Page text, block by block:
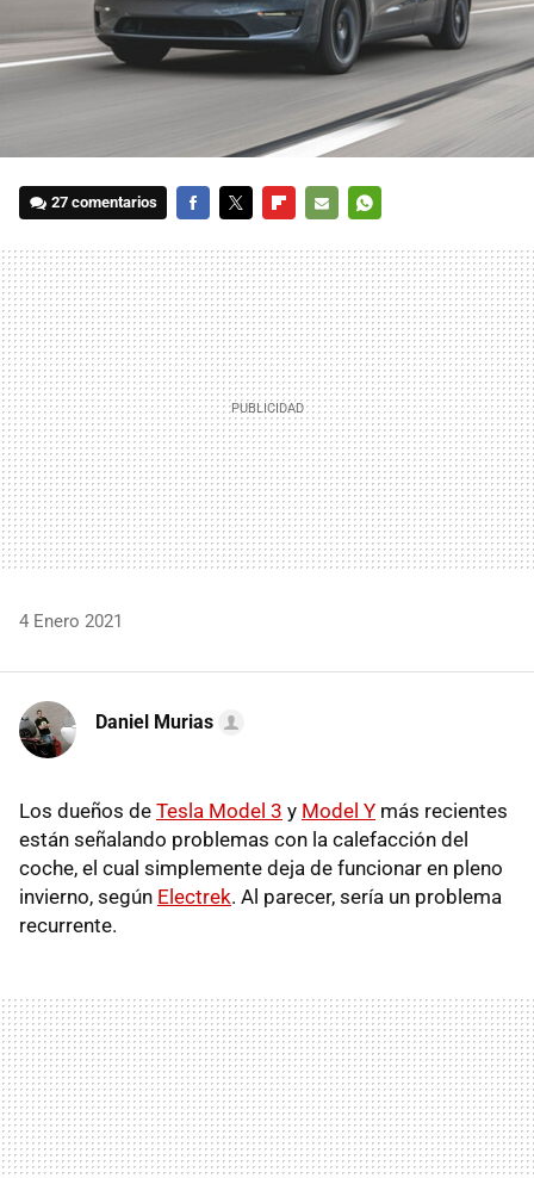
27 comentarios
MAIL
4 Enero 2021
Daniel Murias
Los dueños de Tesla Model 3 y Model Y más recientes
están señalando problemas con la calefacción del
coche, el cual simplemente deja de funcionar en pleno
invierno, según Electrek. Al parecer, sería un problema
recurrente.